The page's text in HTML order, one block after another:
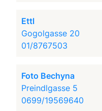
Ettl
Gogolgasse 20
01/8767503
Foto Bechyna
Preindlgasse 5
0699/19569640